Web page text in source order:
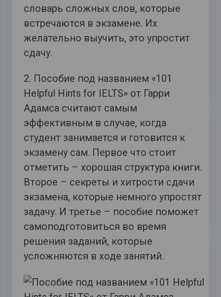
словарь сложных слов, которые
встречаются в экзамене. Их
желательно выучить, это упростит
сдачу.
2. Пособие под названием «101
Helpful Hints for IELTS» от Гарри
Адамса считают самым
эффективным в случае, когда
студент занимается и готовится к
экзамену сам. Первое что стоит
отметить – хорошая структура книги.
Второе – секреты и хитрости сдачи
экзамена, которые немного упростят
задачу. И третье – пособие поможет
самоподготовиться во время
решения заданий, которые
усложняются в ходе занятий.